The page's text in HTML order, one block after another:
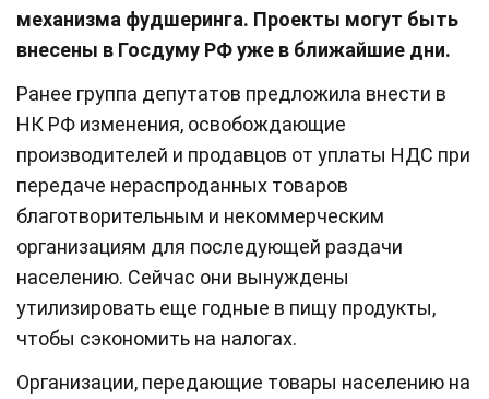
механизма фудшеринга. Проекты могут быть
внесены в Госдуму РФ уже в ближайшие дни.
Ранее группа депутатов предложила внести в
НК РФ изменения, освобождающие
производителей и продавцов от уплаты НДС при
передаче нераспроданных товаров
благотворительным и некоммерческим
организациям для последующей раздачи
населению. Сейчас они вынуждены
утилизировать еще годные в пищу продукты,
чтобы сэкономить на налогах.
Организации, передающие товары населению на